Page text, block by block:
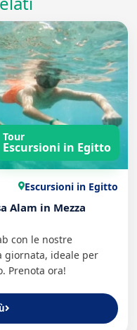
Tour
Escursioni in Egitto
Escursioni in Egitto
Alam in Mezza
con le nostre
giornata, ideale per
Prenota ora!